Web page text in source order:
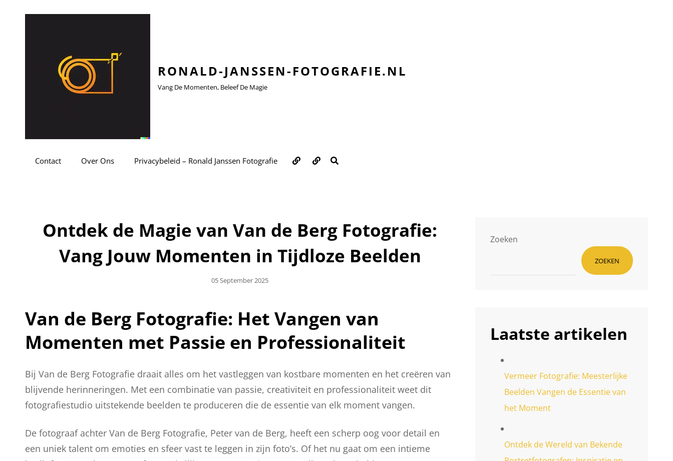
RONALD-JANSSEN-FOTOGRAFIE.NL
Vang De Momenten, Beleef De Magie
Contact Over Ons Privacybeleid – Ronald Janssen Fotografie Over
ons
Contact
Ontdek de Magie van Van de Berg Fotografie:
Vang Jouw Momenten in Tijdloze Beelden
Geplaatst
05 September 2025
Van de Berg Fotografie: Het Vangen van
Momenten met Passie en Professionaliteit
Bij Van de Berg Fotografie draait alles om het vastleggen van kostbare momenten en het creëren van
blijvende herinneringen. Met een combinatie van passie, creativiteit en professionaliteit weet dit
fotografiestudio uitstekende beelden te produceren die de essentie van elk moment vangen.
De fotograaf achter Van de Berg Fotografie, Peter van de Berg, heeft een scherp oog voor detail en
een uniek talent om emoties en sfeer vast te leggen in zijn foto’s. Of het nu gaat om een intieme
Zoeken
ZOEKEN
Laatste artikelen
Vermeer Fotografie: Meesterlijke
Beelden Vangen de Essentie van
het Moment
Ontdek de Wereld van Bekende